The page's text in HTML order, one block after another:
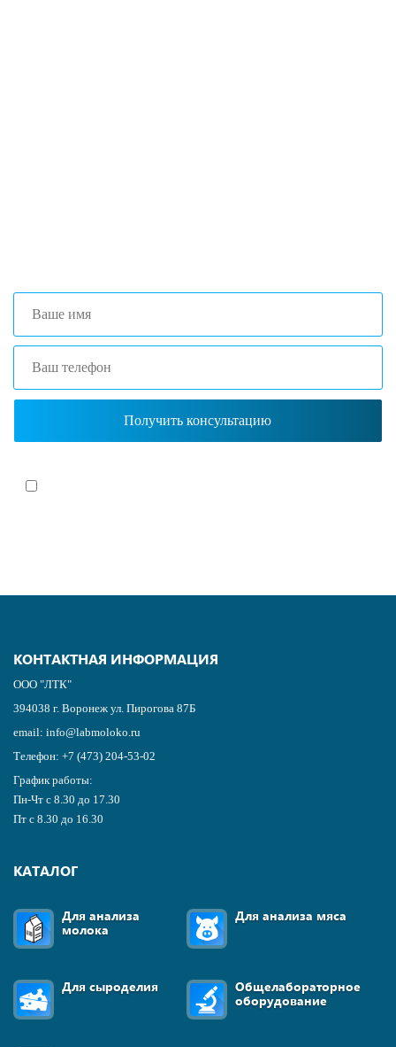
КОНТАКТНАЯ ИНФОРМАЦИЯ
ООО "ЛТК"
394038 г. Воронеж ул. Пирогова 87Б
email: info@labmoloko.ru
Телефон: +7 (473) 204-53-02
График работы:
Пн-Чт с 8.30 до 17.30
Пт с 8.30 до 16.30
КАТАЛОГ
Для анализа
молока
Для анализа мяса
Для сыроделия
Общелабораторное
оборудование